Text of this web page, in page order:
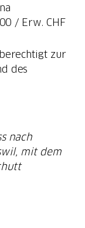
/ Erw. CHF
zur
des
nach
mit dem